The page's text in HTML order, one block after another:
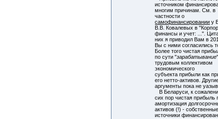
источником
многим причинам. См. в
частности о
самофинансировании у
В.В. Ковалевых в
финансы и учет: ...".
них я приводил Вам в
Вы с ними согласились
Более того чистая
по сути "зарабатывание
трудовым коллективом
экономического
субъекта прибыли как
его нетто-активов.
аргументы пока не
В Беларуси, к
сих пор чистая прибыль
амортизация
активов (!) -
источники